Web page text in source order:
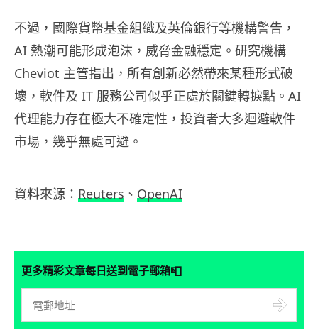
不過，國際貨幣基金組織及英倫銀行等機構警告，
AI 熱潮可能形成泡沫，威脅金融穩定。研究機構
Cheviot 主管指出，所有創新必然帶來某種形式破
壞，軟件及 IT 服務公司似乎正處於關鍵轉捩點。AI
代理能力存在極大不確定性，投資者大多迴避軟件
市場，幾乎無處可避。
資料來源： Reuters 、 OpenAI
更多精彩文章每日送到電子郵箱📮